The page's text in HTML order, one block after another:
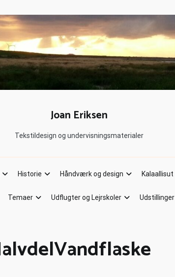
Joan Eriksen
Tekstildesign og undervisningsmaterialer
Historie Håndværk og design Kalaallisut
Temaer Udflugter og Lejrskoler Udstillinger